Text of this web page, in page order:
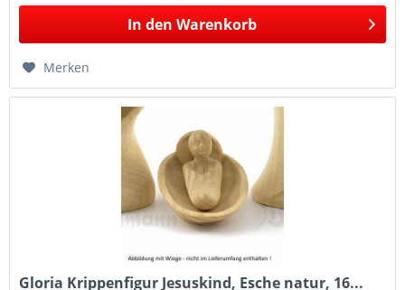
In den Warenkorb
Merken
Gloria Krippenfigur Jesuskind, Esche natur, 16...